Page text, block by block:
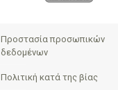
Προστασία προσωπικών
δεδομένων
Πολιτική κατά της βίας